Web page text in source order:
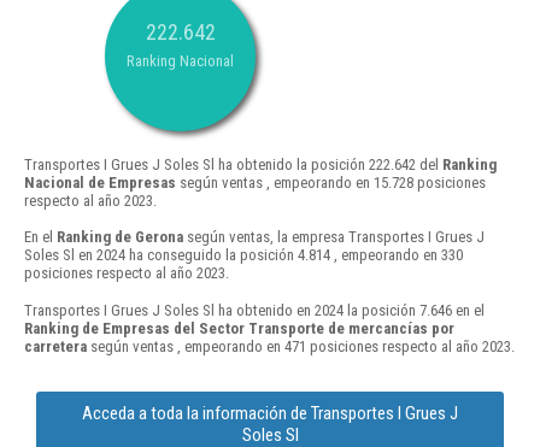
222.642
Ranking Nacional
Transportes I Grues J Soles Sl ha obtenido la posición 222.642 del Ranking
Nacional de Empresas según ventas , empeorando en 15.728 posiciones
respecto al año 2023.
En el Ranking de Gerona según ventas, la empresa Transportes I Grues J
Soles Sl en 2024 ha conseguido la posición 4.814 , empeorando en 330
posiciones respecto al año 2023.
Transportes I Grues J Soles Sl ha obtenido en 2024 la posición 7.646 en el
Ranking de Empresas del Sector Transporte de mercancías por
carretera según ventas , empeorando en 471 posiciones respecto al año 2023.
Acceda a toda la información de Transportes I Grues J
Soles Sl